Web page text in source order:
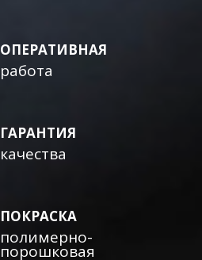
ОПЕРАТИВНАЯ
работа
ГАРАНТИЯ
качества
ПОКРАСКА
полимерно-
порошковая